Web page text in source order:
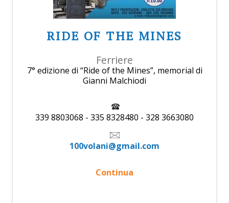
RIDE OF THE MINES
Ferriere
7° edizione di “Ride of the Mines”, memorial di
Gianni Malchiodi
339 8803068 - 335 8328480 - 328 3663080
100volani@gmail.com
Continua